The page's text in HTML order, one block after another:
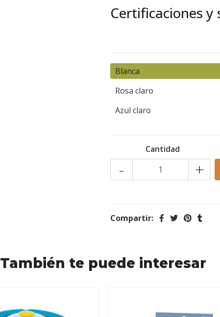
Certificaciones y
Blanca
Rosa claro
Azul claro
Cantidad
- +
Compartir:
También te puede interesar